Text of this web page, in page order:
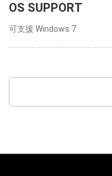
OS SUPPORT
可支援 Windows 7